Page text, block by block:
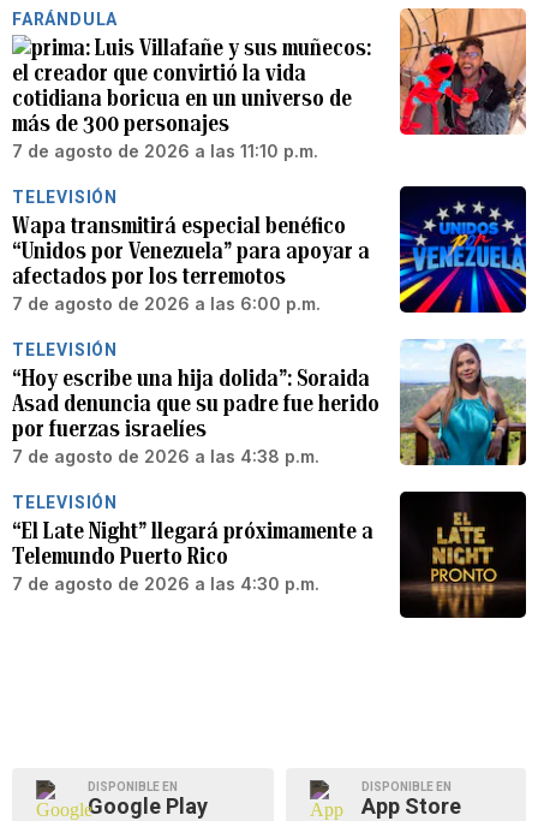
FARÁNDULA
Luis Villafañe y sus muñecos:
el creador que convirtió la vida
cotidiana boricua en un universo de
más de 300 personajes
7 de agosto de 2026 a las 11:10 p.m.
TELEVISIÓN
Wapa transmitirá especial benéfico
“Unidos por Venezuela” para apoyar a
afectados por los terremotos
7 de agosto de 2026 a las 6:00 p.m.
TELEVISIÓN
“Hoy escribe una hija dolida”: Soraida
Asad denuncia que su padre fue herido
por fuerzas israelíes
7 de agosto de 2026 a las 4:38 p.m.
TELEVISIÓN
“El Late Night” llegará próximamente a
Telemundo Puerto Rico
7 de agosto de 2026 a las 4:30 p.m.
DISPONIBLE EN
Google Play
DISPONIBLE EN
App Store